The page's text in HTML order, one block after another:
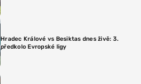
Hradec Králové vs Besiktas dnes živě: 3.
předkolo Evropské ligy